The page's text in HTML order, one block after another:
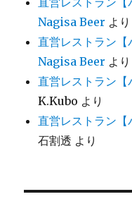
Nagisa Beer より
直営レストラン
Nagisa Beer より
直営レストラン
K.Kubo より
直営レストラン
石割透 より